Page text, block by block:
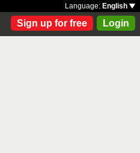
Language: English
Sign up for free Login